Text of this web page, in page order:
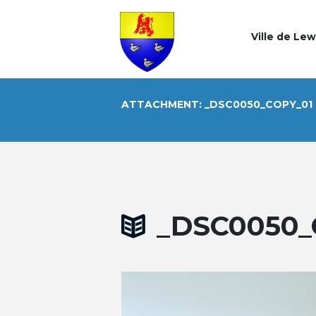
Ville de
ATTACHMENT: _DSC0050_COPY_01